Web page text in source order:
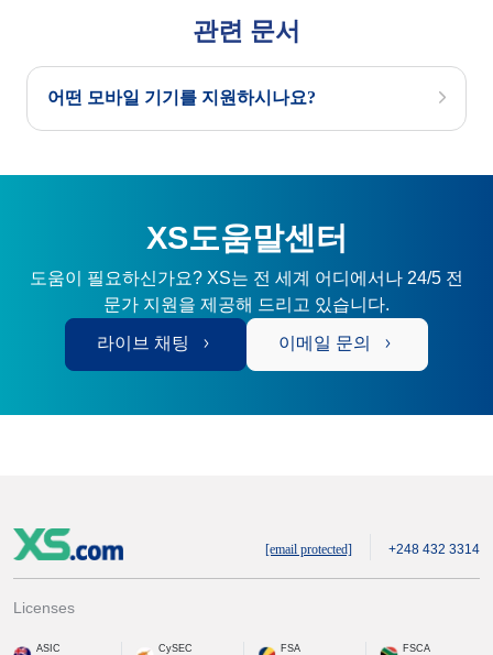
관련 문서
어떤 모바일 기기를 지원하시나요?
XS도움말센터
도움이 필요하신가요? XS는 전 세계 어디에서나 24/5 전
문가 지원을 제공해 드리고 있습니다.
라이브 채팅 이메일 문의
[email protected] +248 432 3314
Licenses
ASIC
CySEC
FSA
FSCA